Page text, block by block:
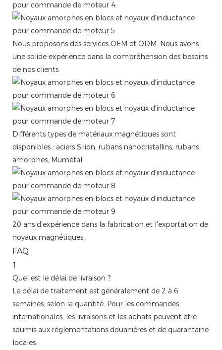
Nous proposons des services OEM et ODM. Nous avons
une solide expérience dans la compréhension des besoins
de nos clients.
Différents types de matériaux magnétiques sont
disponibles : aciers Silion, rubans nanocristallins, rubans
amorphes, Mumétal.
20 ans d'expérience dans la fabrication et l'exportation de
noyaux magnétiques.
FAQ
1
Quel est le délai de livraison ?
Le délai de traitement est généralement de 2 à 6
semaines, selon la quantité. Pour les commandes
internationales, les livraisons et les achats peuvent être
soumis aux réglementations douanières et de quarantaine
locales.